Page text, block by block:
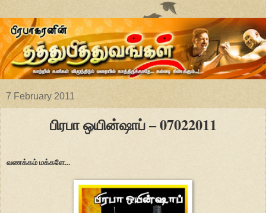
7 February 2011
பிரபா ஒயின்ஷாப் – 07022011
வணக்கம் மக்களே...